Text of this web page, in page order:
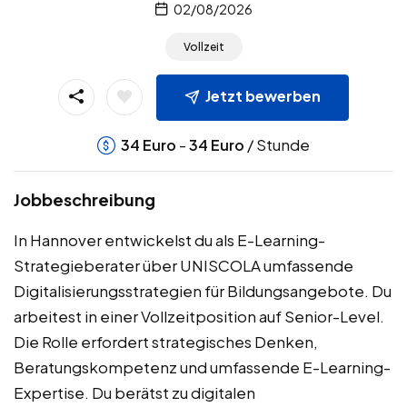
02/08/2026
Vollzeit
Jetzt bewerben
34 Euro -34 Euro / Stunde
Jobbeschreibung
In Hannover entwickelst du als E-Learning-
Strategieberater über UNISCOLA umfassende
Digitalisierungsstrategien für Bildungsangebote. Du
arbeitest in einer Vollzeitposition auf Senior-Level.
Die Rolle erfordert strategisches Denken,
Beratungskompetenz und umfassende E-Learning-
Expertise. Du berätst zu digitalen